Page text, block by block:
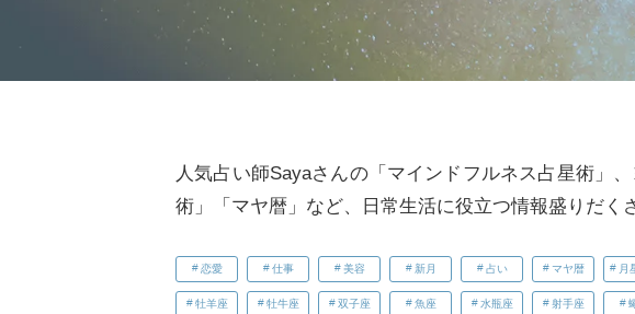
人気占い師Sayaさんの「マインドフルネス占星術」
術」「マヤ暦」など、日常生活に役立つ情報盛りだく
恋愛 仕事 美容 新月 占い マヤ暦 月
牡羊座 牡牛座 双子座 魚座 水瓶座 射手座